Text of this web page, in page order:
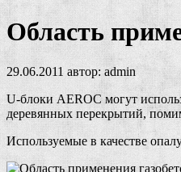
Область
29.06.2011 автор:admin
U-блоки AEROC могут
деревянных перекрытий,
Используемые в качестве